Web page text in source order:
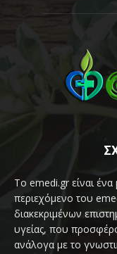
Το emedi.gr είναι
περιεχόμενο του
διακεκριμένων
υγείας, που
ανάλογα με το